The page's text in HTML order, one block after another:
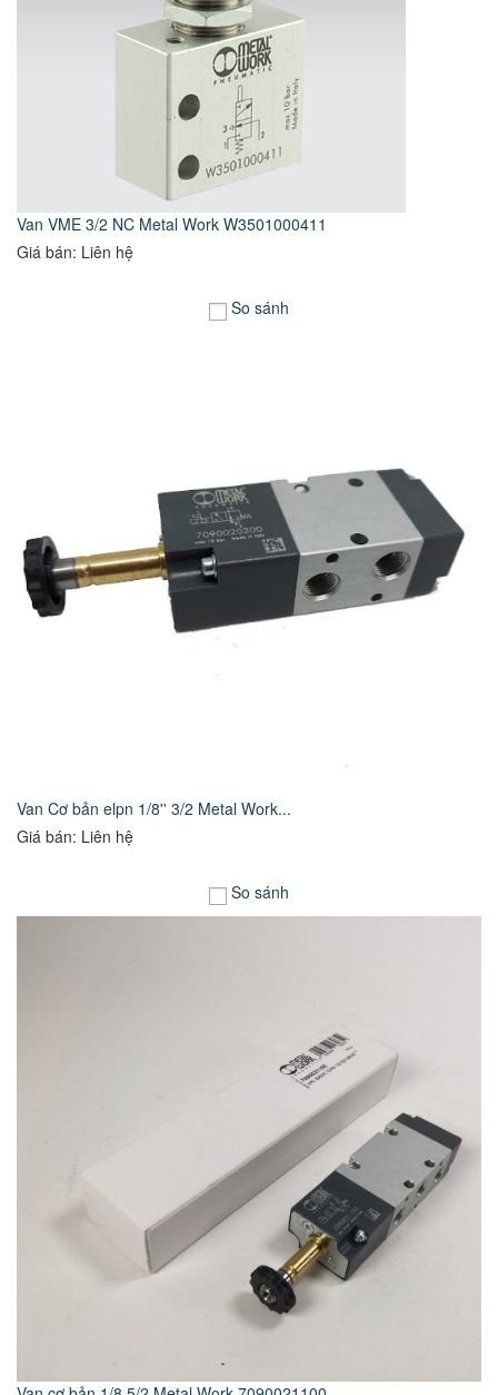
Van VME 3/2 NC Metal Work W3501000411
Giá bán: Liên hệ
So sánh
Van Cơ bản elpn 1/8'' 3/2 Metal Work...
Giá bán: Liên hệ
So sánh